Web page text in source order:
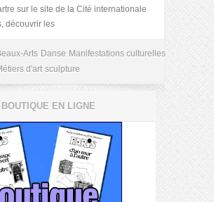
sur le site de la Cité internationale
découvrir les
Arts Danse Manifestations culturelles
d'art sculpture
BOUTIQUE EN LIGNE